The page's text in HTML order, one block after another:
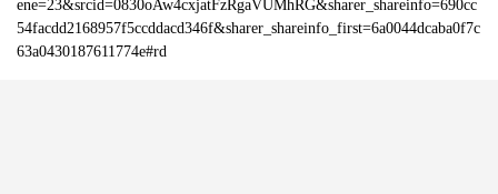
ene=23&srcid=0830oAw4cxjatFzRgaVUMhRG&sharer_shareinfo=690cc
54facdd2168957f5ccddacd346f&sharer_shareinfo_first=6a0044dcaba0f7c
63a0430187611774e#rd